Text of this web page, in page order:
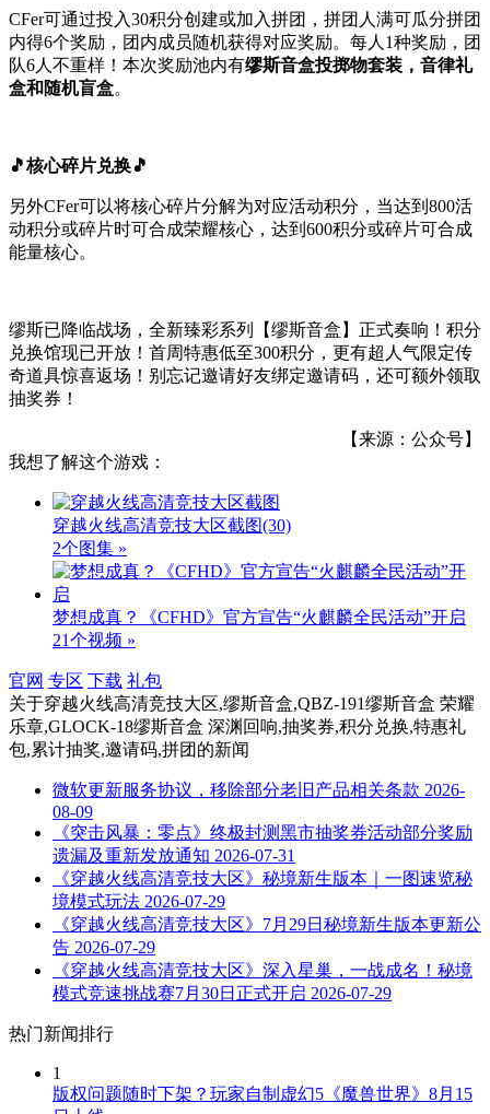
CFer可通过投入30积分创建或加入拼团，拼团人满可瓜分拼团
内得6个奖励，团内成员随机获得对应奖励。每人1种奖励，团
队6人不重样！本次奖励池内有缪斯音盒投掷物套装，音律礼
盒和随机盲盒。
🎵核心碎片兑换🎵
另外CFer可以将核心碎片分解为对应活动积分，当达到800活
动积分或碎片时可合成荣耀核心，达到600积分或碎片可合成
能量核心。
缪斯已降临战场，全新臻彩系列【缪斯音盒】正式奏响！积分
兑换馆现已开放！首周特惠低至300积分，更有超人气限定传
奇道具惊喜返场！别忘记邀请好友绑定邀请码，还可额外领取
抽奖券！
【来源：公众号】
我想了解这个游戏：
穿越火线高清竞技大区截图(30)
2个图集 »
梦想成真？《CFHD》官方宣告“火麒麟全民活动”开启
21个视频 »
官网 专区 下载 礼包
关于穿越火线高清竞技大区,缪斯音盒,QBZ-191缪斯音盒 荣耀
乐章,GLOCK-18缪斯音盒 深渊回响,抽奖券,积分兑换,特惠礼
包,累计抽奖,邀请码,拼团 的新闻
微软更新服务协议，移除部分老旧产品相关条款 2026-
08-09
《突击风暴：零点》终极封测黑市抽奖券活动部分奖励
遗漏及重新发放通知 2026-07-31
《穿越火线高清竞技大区》秘境新生版本｜一图速览秘
境模式玩法 2026-07-29
《穿越火线高清竞技大区》7月29日秘境新生版本更新公
告 2026-07-29
《穿越火线高清竞技大区》深入星巢，一战成名！秘境
模式竞速挑战赛7月30日正式开启 2026-07-29
热门新闻排行
1
版权问题随时下架？玩家自制虚幻5《魔兽世界》8月15